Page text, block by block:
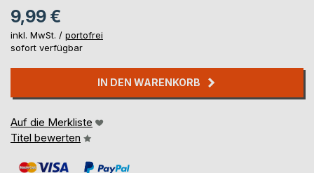
9,99 €
inkl. MwSt. / portofrei
sofort verfügbar
IN DEN WARENKORB
Auf die Merkliste
Titel bewerten